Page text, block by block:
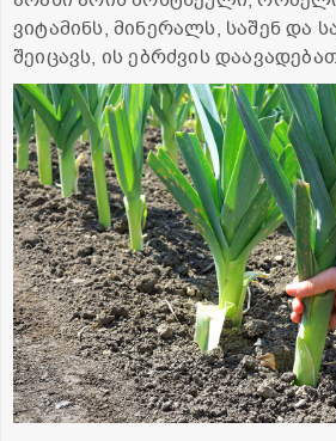
ვიტამინს, მინერალს, საშენ და
შეიცავს, ის ებრძვის